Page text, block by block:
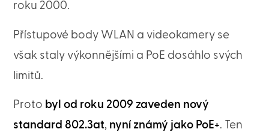
roku 2000.
Přístupové body WLAN a videokamery se
však staly výkonnějšími a PoE dosáhlo svých
limitů.
Proto byl od roku 2009 zaveden nový
standard 802.3at, nyní známý jako PoE+. Ten